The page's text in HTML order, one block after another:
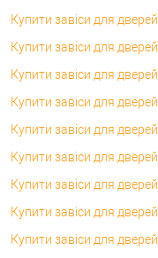
Купити завіси для
Купити завіси для
Купити завіси для
Купити завіси для
Купити завіси для
Купити завіси для
Купити завіси для
Купити завіси для
Купити завіси для